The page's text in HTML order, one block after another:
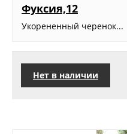
Фуксия,12
Укорененный черенок...
Нет в наличии